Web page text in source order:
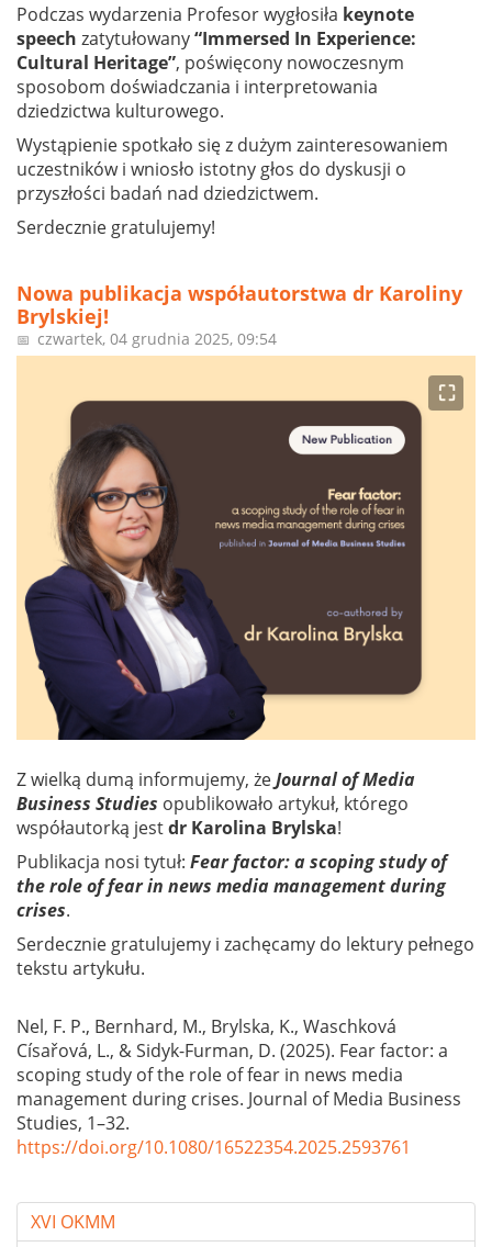
Podczas wydarzenia Profesor wygłosiła keynote
speech zatytułowany“Immersed In Experience:
Cultural Heritage”, poświęcony nowoczesnym
sposobom doświadczania i interpretowania
dziedzictwa kulturowego.
Wystąpienie spotkało się z dużym zainteresowaniem
uczestników i wniosło istotny głos do dyskusji o
przyszłości badań nad dziedzictwem.
Serdecznie gratulujemy!
Nowa publikacja współautorstwa dr Karoliny
Brylskiej!
📅 czwartek, 04 grudnia 2025, 09:54
⛶
Z wielką dumą informujemy, żeJournal of Media
Business Studies opublikowało artykuł, którego
współautorką jestdr Karolina Brylska!
Publikacja nosi tytuł: Fear factor: a scoping study of
the role of fear in news media management during
crises.
Serdecznie gratulujemy i zachęcamy do lektury pełnego
tekstu artykułu.
Nel, F. P., Bernhard, M., Brylska, K., Waschková
Císařová, L., & Sidyk-Furman, D. (2025). Fear factor: a
scoping study of the role of fear in news media
management during crises. Journal of Media Business
Studies, 1–32.
https://doi.org/10.1080/16522354.2025.2593761
XVI OKMM